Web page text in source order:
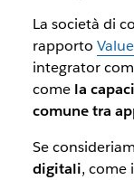
La società di
rapporto
integrator
come la
comune tra
Se
digitali, come